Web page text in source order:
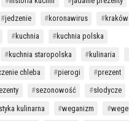
jedzenie koronawirus
kraków
kuchnia
kuchnia polska
kuchnia staropolska kulinaria
chleba pierogi
prezent
sezonowość słodycze
kulinarna weganizm
wege